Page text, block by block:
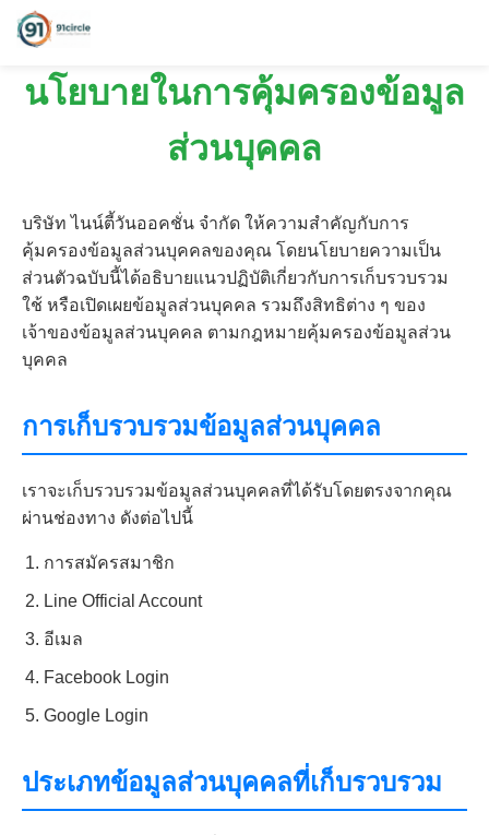
นโยบายในการคุ้มครองข้อมูล
ส่วนบุคคล
บริษัท ไนน์ตี้วันออคชั่น จำกัด ให้ความสำคัญกับการ
คุ้มครองข้อมูลส่วนบุคคลของคุณ โดยนโยบายความเป็น
ส่วนตัวฉบับนี้ได้อธิบายแนวปฏิบัติเกี่ยวกับการเก็บรวบรวม
ใช้ หรือเปิดเผยข้อมูลส่วนบุคคล รวมถึงสิทธิต่าง ๆ ของ
เจ้าของข้อมูลส่วนบุคคล ตามกฎหมายคุ้มครองข้อมูลส่วน
บุคคล
การเก็บรวบรวมข้อมูลส่วนบุคคล
เราจะเก็บรวบรวมข้อมูลส่วนบุคคลที่ได้รับโดยตรงจากคุณ
ผ่านช่องทาง ดังต่อไปนี้
การสมัครสมาชิก
Line Official Account
อีเมล
Facebook Login
Google Login
ประเภทข้อมูลส่วนบุคคลที่เก็บรวบรวม